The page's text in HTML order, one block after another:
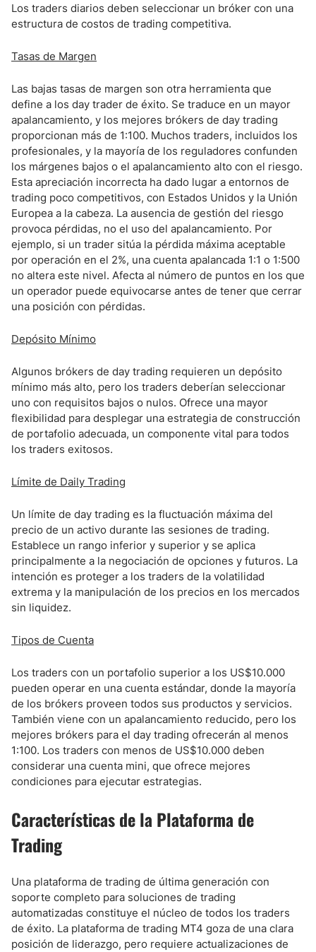
Los traders diarios deben seleccionar un bróker con una
estructura de costos de trading competitiva.
Tasas de Margen
Las bajas tasas de margen son otra herramienta que
define a los day trader de éxito. Se traduce en un mayor
apalancamiento, y los mejores brókers de day trading
proporcionan más de 1:100. Muchos traders, incluidos los
profesionales, y la mayoría de los reguladores confunden
los márgenes bajos o el apalancamiento alto con el riesgo.
Esta apreciación incorrecta ha dado lugar a entornos de
trading poco competitivos, con Estados Unidos y la Unión
Europea a la cabeza. La ausencia de gestión del riesgo
provoca pérdidas, no el uso del apalancamiento. Por
ejemplo, si un trader sitúa la pérdida máxima aceptable
por operación en el 2%, una cuenta apalancada 1:1 o 1:500
no altera este nivel. Afecta al número de puntos en los que
un operador puede equivocarse antes de tener que cerrar
una posición con pérdidas.
Depósito Mínimo
Algunos brókers de day trading requieren un depósito
mínimo más alto, pero los traders deberían seleccionar
uno con requisitos bajos o nulos. Ofrece una mayor
flexibilidad para desplegar una estrategia de construcción
de portafolio adecuada, un componente vital para todos
los traders exitosos.
Límite de Daily Trading
Un límite de day trading es la fluctuación máxima del
precio de un activo durante las sesiones de trading.
Establece un rango inferior y superior y se aplica
principalmente a la negociación de opciones y futuros. La
intención es proteger a los traders de la volatilidad
extrema y la manipulación de los precios en los mercados
sin liquidez.
Tipos de Cuenta
Los traders con un portafolio superior a los US$10.000
pueden operar en una cuenta estándar, donde la mayoría
de los brókers proveen todos sus productos y servicios.
También viene con un apalancamiento reducido, pero los
mejores brókers para el day trading ofrecerán al menos
1:100. Los traders con menos de US$10.000 deben
considerar una cuenta mini, que ofrece mejores
condiciones para ejecutar estrategias.
Características de la Plataforma de
Trading
Una plataforma de trading de última generación con
soporte completo para soluciones de trading
automatizadas constituye el núcleo de todos los traders
de éxito. La plataforma de trading MT4 goza de una clara
posición de liderazgo, pero requiere actualizaciones de